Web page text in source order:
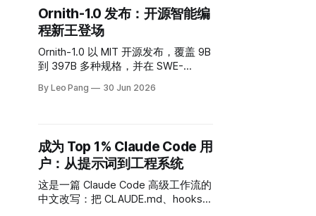
Ornith-1.0 发布：开源智能编
程新王登场
Ornith-1.0 以 MIT 开源发布，覆盖 9B
到 397B 多种规格，并在 SWE-
等 Agentic Coding 基准上给出亮眼成
By Leo Pang 30 Jun 2026
成为 Top 1% Claude Code 用
户：从提示词到工程系统
这是一篇 Claude Code 高级工作流的
中文改写：把 CLAUDE.md、hooks、